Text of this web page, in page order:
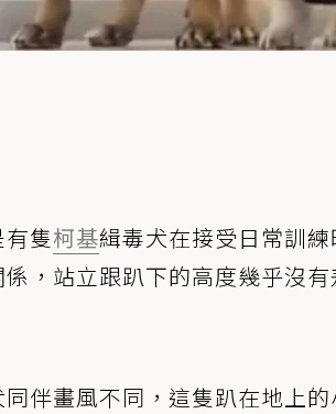
隻柯基緝毒犬在接受日常訓
，站立跟趴下的高度幾乎沒
伴畫風不同，這隻趴在地上